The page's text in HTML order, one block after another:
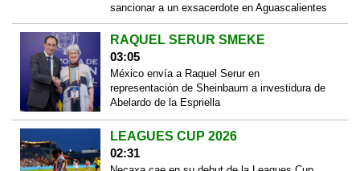
sancionar a un exsacerdote en Aguascalientes
RAQUEL SERUR SMEKE
03:05
México envía a Raquel Serur en
representación de Sheinbaum a investidura de
Abelardo de la Espriella
LEAGUES CUP 2026
02:31